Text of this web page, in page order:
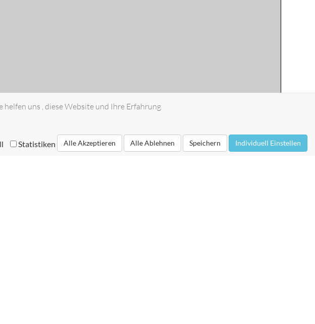
uns , diese Website und Ihre Erfahrung
Statistiken Alle Akzeptieren Alle Ablehnen Speichern Individuell Einstellen